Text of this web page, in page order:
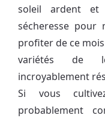
soleil ardent et
sécheresse pour
profiter de ce
variétés de
incroyablement
Si vous
probablement